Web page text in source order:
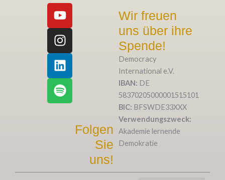
Folgen
Sie
uns!
Y
o
u
t
u
b
e
I
n
s
t
a
g
r
a
L
i
n
k
e
d
i
n
S
p
o
t
i
f
y
Wir freuen
uns über ihre
Spende!
Democracy
International e.V.
IBAN: DE
58370205000001515101
BIC: BFSWDE33XXX
Verwendungszweck:
Akademie lernende
Demokratie